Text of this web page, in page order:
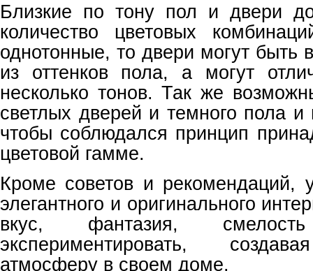
Близкие по тону пол и двери
количество цветовых
однотонные, то двери могут быть
из оттенков пола, а могут
несколько тонов. Так же
светлых дверей и темного пола и
чтобы соблюдался принцип
цветовой гамме.
Кроме советов и рекомендаций,
элегантного и оригинального
вкус, фантазия,
экспериментировать,
атмосферу в своем доме.